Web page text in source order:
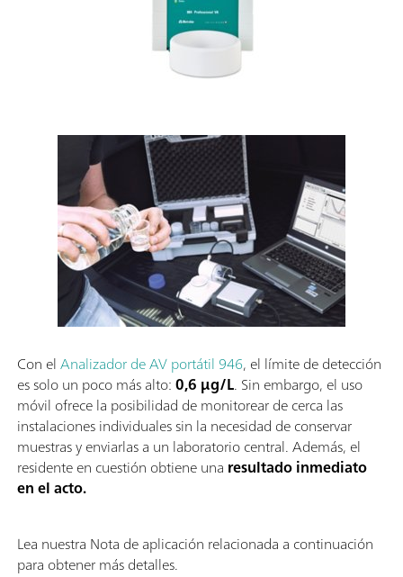
Con elAnalizador de AV portátil 946, el límite de detección
es solo un poco más alto:0,6 µg/L. Sin embargo, el uso
móvil ofrece la posibilidad de monitorear de cerca las
instalaciones individuales sin la necesidad de conservar
muestras y enviarlas a un laboratorio central. Además, el
residente en cuestión obtiene una resultado inmediato
en el acto.
Lea nuestra Nota de aplicación relacionada a continuación
para obtener más detalles.